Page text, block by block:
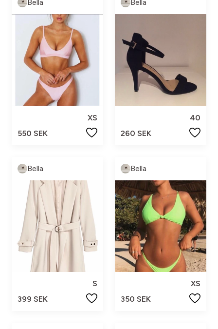
Bella
XS
550 SEK
Bella
40
260 SEK
Bella
S
399 SEK
Bella
XS
350 SEK